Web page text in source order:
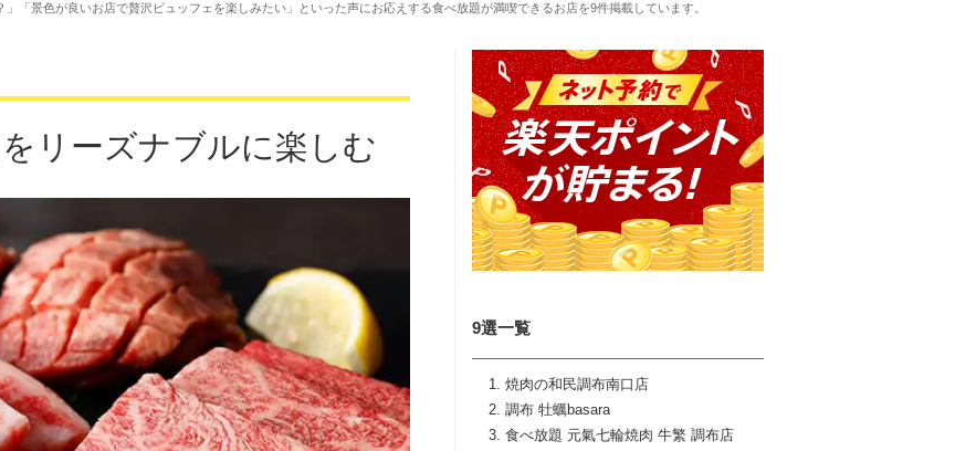
「景色が良いお店で贅沢ビュッフェを楽しみたい」といった声にお応えする食べ放題が満喫できるお店を9件掲載しています。
9選一覧
焼肉の和民調布南口店
調布 牡蠣basara
食べ放題 元氣七輪焼肉 牛繁 調布店
をリーズナブルに楽しむ